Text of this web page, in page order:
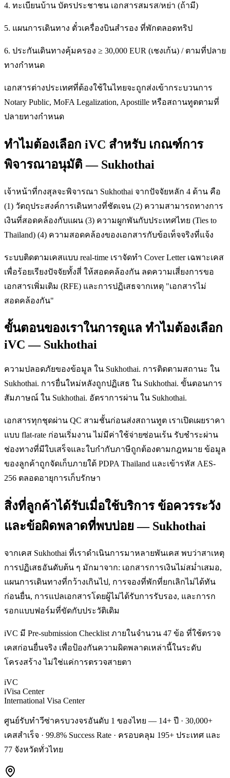
4. ทะเบียนบ้าน บัตรประชาชน เอกสารสมรส/หย่า (ถ้ามี)
5. แผนการเดินทาง ตั๋วเครื่องบินสำรอง ที่พักตลอดทริป
6. ประกันเดินทางคุ้มครอง ≥ 30,000 EUR (เชงเก้น) / ตามที่ปลาย
ทางกำหนด
เอกสารต่างประเทศที่ต้องใช้ในไทยจะถูกส่งเข้ากระบวนการ
Notary Public, MoFA Legalization, Apostille หรือสถานทูตตามที่
ปลายทางกำหนด
ทำไมต้องเลือก iVC สำหรับ เกณฑ์การ
พิจารณาอนุมัติ — Sukhothai
เจ้าหน้าที่กงสุลจะพิจารณา Sukhothai จากปัจจัยหลัก 4 ด้าน คือ
(1) วัตถุประสงค์การเดินทางที่ชัดเจน (2) ความสามารถทางการ
เงินที่สอดคล้องกับแผน (3) ความผูกพันกับประเทศไทย (Ties to
Thailand) (4) ความสอดคล้องของเอกสารกับข้อเท็จจริงที่แจ้ง
ระบบติดตามเคสแบบ real-time เราจัดทำ Cover Letter เฉพาะเคส
เพื่อร้อยเรียงปัจจัยทั้งสี่ ให้สอดคล้องกัน ลดความเสี่ยงการขอ
เอกสารเพิ่มเติม (RFE) และการปฏิเสธจากเหตุ "เอกสารไม่
สอดคล้องกัน"
ขั้นตอนของเราในการดูแล ทำไมต้องเลือก
iVC — Sukhothai
ความปลอดภัยของข้อมูล ใน Sukhothai. การติดตามสถานะ ใน
Sukhothai. การยื่นใหม่หลังถูกปฏิเสธ ใน Sukhothai. ขั้นตอนการ
สัมภาษณ์ ใน Sukhothai. อัตราการผ่าน ใน Sukhothai.
เอกสารทุกชุดผ่าน QC สามชั้นก่อนส่งสถานทูต เราเปิดเผยราคา
แบบ flat-rate ก่อนเริ่มงาน ไม่มีค่าใช้จ่ายซ่อนเร้น รับชำระผ่าน
ช่องทางที่มีใบเสร็จและใบกำกับภาษีถูกต้องตามกฎหมาย ข้อมูล
ของลูกค้าถูกจัดเก็บภายใต้ PDPA Thailand และเข้ารหัส AES-
256 ตลอดอายุการเก็บรักษา
สิ่งที่ลูกค้าได้รับเมื่อใช้บริการ ข้อควรระวัง
และข้อผิดพลาดที่พบบ่อย — Sukhothai
จากเคส Sukhothai ที่เราดำเนินการมาหลายพันเคส พบว่าสาเหตุ
การปฏิเสธอันดับต้น ๆ มักมาจาก: เอกสารการเงินไม่สม่ำเสมอ,
แผนการเดินทางที่กว้างเกินไป, การจองที่พักที่ยกเลิกไม่ได้ทัน
ก่อนยื่น, การแปลเอกสารโดยผู้ไม่ได้รับการรับรอง, และการก
รอกแบบฟอร์มที่ขัดกับประวัติเดิม
iVC มี Pre-submission Checklist ภายในจำนวน 47 ข้อ ที่ใช้ตรวจ
เคสก่อนยื่นจริง เพื่อป้องกันความผิดพลาดเหล่านี้ในระดับ
โครงสร้าง ไม่ใช่แค่การตรวจสายตา
iVC
iVisa Center
International Visa Center
ศูนย์รับทำวีซ่าครบวงจรอันดับ 1 ของไทย — 14+ ปี · 30,000+
เคสสำเร็จ · 99.8% Success Rate · ครอบคลุม 195+ ประเทศ และ
77 จังหวัดทั่วไทย